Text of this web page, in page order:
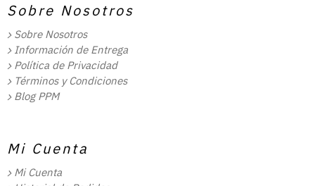
Sobre Nosotros
Sobre Nosotros
Información de Entrega
Política de Privacidad
Términos y Condiciones
Blog PPM
Mi Cuenta
Mi Cuenta